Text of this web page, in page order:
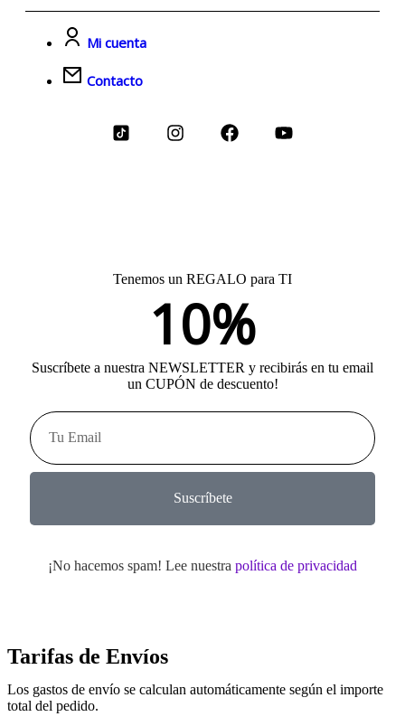
Mi cuenta
Contacto
Tenemos un REGALO para TI
10%
Suscríbete a nuestra NEWSLETTER y recibirás en tu email
un CUPÓN de descuento!
Suscríbete
¡No hacemos spam! Lee nuestra política de privacidad
Tarifas de Envíos
Los gastos de envío se calculan automáticamente según el importe
total del pedido.